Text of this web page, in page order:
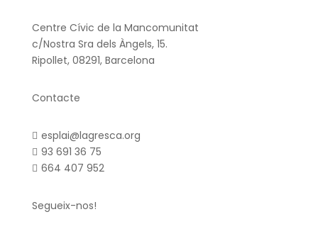
Centre Cívic de la Mancomunitat
c/Nostra Sra dels Àngels, 15.
Ripollet, 08291, Barcelona
Contacte
 esplai@lagresca.org
 93 691 36 75
 664 407 952
Segueix-nos!